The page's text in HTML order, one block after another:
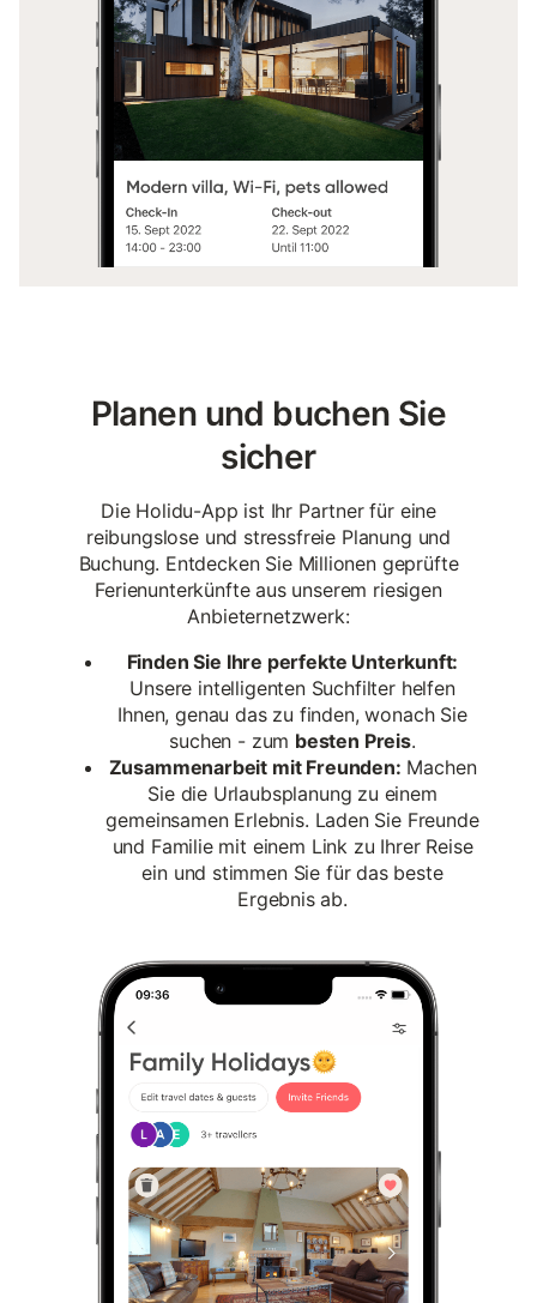
Planen und buchen Sie
sicher
Die Holidu-App ist Ihr Partner für eine
reibungslose und stressfreie Planung und
Buchung. Entdecken Sie Millionen geprüfte
Ferienunterkünfte aus unserem riesigen
Anbieternetzwerk:
Finden Sie Ihre perfekte Unterkunft:
Unsere intelligenten Suchfilter helfen
Ihnen, genau das zu finden, wonach Sie
suchen - zum besten Preis.
Zusammenarbeit mit Freunden: Machen
Sie die Urlaubsplanung zu einem
gemeinsamen Erlebnis. Laden Sie Freunde
und Familie mit einem Link zu Ihrer Reise
ein und stimmen Sie für das beste
Ergebnis ab.